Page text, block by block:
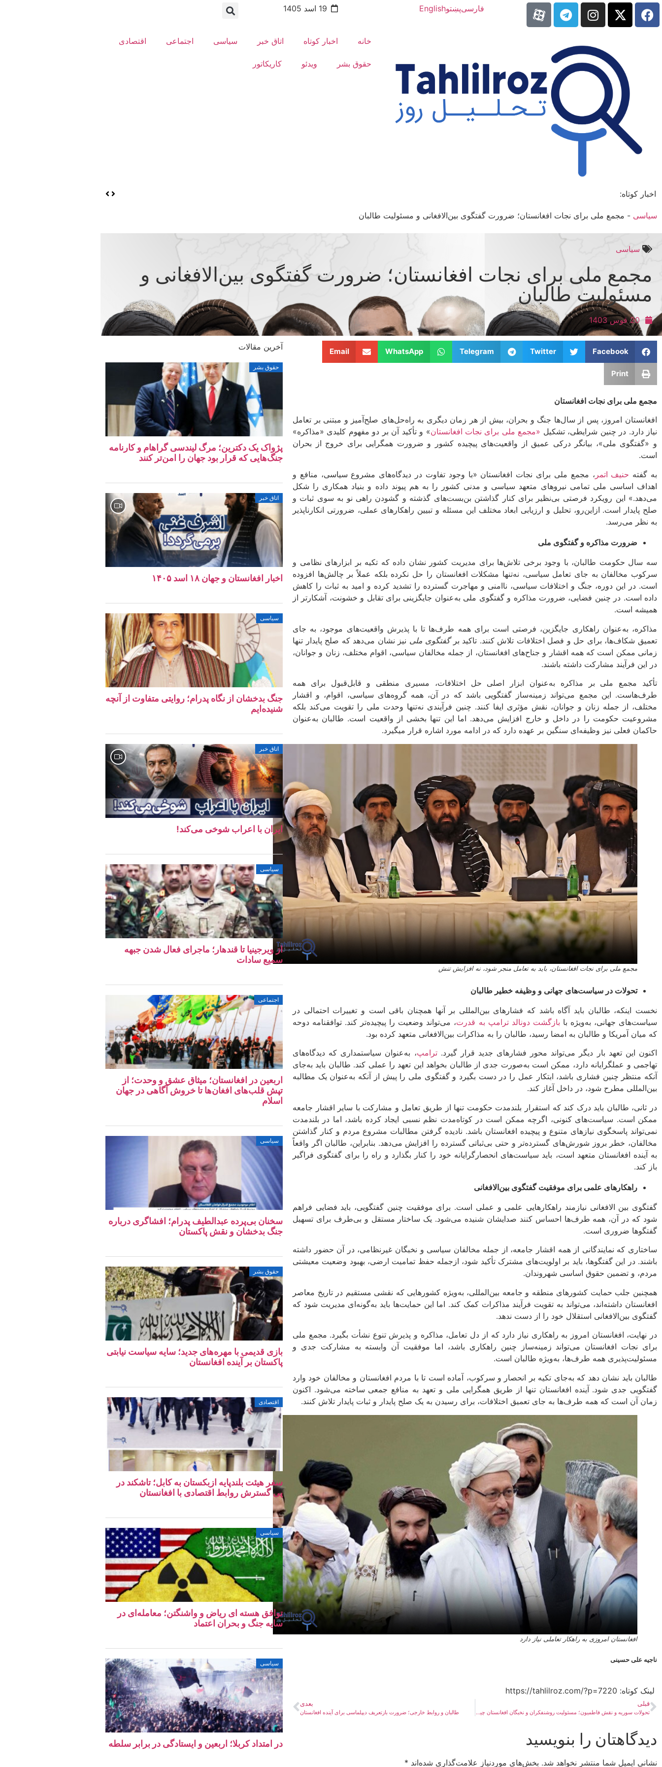
فارسیپښتوEnglish 19 اسد 1405
خانه اخبار کوتاه اتاق خبر سیاسی اجتماعی اقتصادی
حقوق بشر ویدئو کاریکاتور
اخبار کوتاه:
سیاسی - مجمع ملی برای نجات افغانستان؛ ضرورت گفتگوی بین‌الافغانی و مسئولیت طالبان
سیاسی
مجمع ملی برای نجات افغانستان؛ ضرورت گفتگوی بین‌الافغانی و
مسئولیت طالبان
20 قوس 1403
Facebook
Twitter
Telegram
WhatsApp
Email
Print
مجمع ملی برای نجات افغانستان
افغانستان امروز، پس از سال‌ها جنگ و بحران، بیش از هر زمان دیگری به راه‌حل‌های صلح‌آمیز و مبتنی بر تعامل
نیاز دارد. در چنین شرایطی، تشکیل «مجمع ملی برای نجات افغانستان» و تأکید آن بر دو مفهوم کلیدی «مذاکره»
و «گفتگوی ملی»، بیانگر درکی عمیق از واقعیت‌های پیچیده کشور و ضرورت همگرایی برای خروج از بحران
است.
به گفته حنیف اتمر ، مجمع ملی برای نجات افغانستان «با وجود تفاوت در دیدگاه‌های مشروع سیاسی، منافع و
اهداف اساسی ملی تمامی نیروهای متعهد سیاسی و مدنی کشور را به هم پیوند داده و بنیاد همکاری را شکل
می‌دهد.» این رویکرد فرصتی بی‌نظیر برای کنار گذاشتن بن‌بست‌های گذشته و گشودن راهی نو به سوی ثبات و
صلح پایدار است. ازاین‌رو، تحلیل و ارزیابی ابعاد مختلف این مسئله و تبیین راهکارهای عملی، ضرورتی انکارناپذیر
به نظر می‌رسد.
ضرورت مذاکره و گفتگوی ملی
سه سال حکومت طالبان، با وجود برخی تلاش‌ها برای مدیریت کشور نشان داده که تکیه بر ابزارهای نظامی و
سرکوب مخالفان به جای تعامل سیاسی، نه‌تنها مشکلات افغانستان را حل نکرده بلکه عملاً بر چالش‌ها افزوده
است. در این دوره، جنگ و اختلافات سیاسی، ناامنی و مهاجرت گسترده را تشدید کرده و امید به ثبات را کاهش
داده است. در چنین فضایی، ضرورت مذاکره و گفتگوی ملی به‌عنوان جایگزینی برای تقابل و خشونت، آشکارتر از
همیشه است.
مذاکره، به‌عنوان راهکاری جایگزین، فرصتی است برای همه طرف‌ها تا با پذیرش واقعیت‌های موجود، به جای
تعمیق شکاف‌ها، برای حل و فصل اختلافات تلاش کنند. تاکید برگفتگوی ملی نیز نشان می‌دهد که صلح پایدار تنها
زمانی ممکن است که همه اقشار و جناح‌های افغانستان، از جمله مخالفان سیاسی، اقوام مختلف، زنان و جوانان،
در این فرآیند مشارکت داشته باشند.
تأکید مجمع ملی بر مذاکره به‌عنوان ابزار اصلی حل اختلافات، مسیری منطقی و قابل‌قبول برای همه
طرف‌هاست. این مجمع می‌تواند زمینه‌ساز گفتگویی باشد که در آن، همه گروه‌های سیاسی، اقوام، و اقشار
مختلف، از جمله زنان و جوانان، نقش مؤثری ایفا کنند. چنین فرآیندی نه‌تنها وحدت ملی را تقویت می‌کند بلکه
مشروعیت حکومت را در داخل و خارج افزایش می‌دهد. اما این تنها بخشی از واقعیت است. طالبان به‌عنوان
حاکمان فعلی نیز وظیفه‌ای سنگین بر عهده دارد که در ادامه مورد اشاره قرار میگیرد.
مجمع ملی برای نجات افغانستان، باید به تعامل منجر شود، نه افزایش تنش
تحولات در سیاست‌های جهانی و وظیفه خطیر طالبان
نخست اینکه، طالبان باید آگاه باشد که فشارهای بین‌المللی بر آنها همچنان باقی است و تغییرات احتمالی در
سیاست‌های جهانی، به‌ویژه با بازگشت دونالد ترامپ به قدرت، می‌تواند وضعیت را پیچیده‌تر کند. توافقنامه دوحه
که میان آمریکا و طالبان به امضا رسید، طالبان را به مذاکرات بین‌الافغانی متعهد کرده بود.
اکنون این تعهد بار دیگر می‌تواند محور فشارهای جدید قرار گیرد.ترامپ، به‌عنوان سیاستمداری که دیدگاه‌های
تهاجمی و عملگرایانه دارد، ممکن است به‌صورت جدی از طالبان بخواهد این تعهد را عملی کند. طالبان باید به‌جای
آنکه منتظر چنین فشاری باشد، ابتکار عمل را در دست بگیرد و گفتگوی ملی را پیش از آنکه به‌عنوان یک مطالبه
بین‌المللی مطرح شود، در داخل آغاز کند.
در ثانی، طالبان باید درک کند که استقرار بلندمدت حکومت تنها از طریق تعامل و مشارکت با سایر اقشار جامعه
ممکن است. سیاست‌های کنونی، اگرچه ممکن است در کوتاه‌مدت نظم نسبی ایجاد کرده باشد، اما در بلندمدت
نمی‌تواند پاسخگوی نیازهای متنوع و پیچیده افغانستان باشد. نادیده گرفتن مطالبات مشروع مردم و کنار گذاشتن
مخالفان، خطر بروز شورش‌های گسترده‌تر و حتی بی‌ثباتی گسترده را افزایش می‌دهد. بنابراین، طالبان اگر واقعاً
به آینده افغانستان متعهد است، باید سیاست‌های انحصارگرایانه خود را کنار بگذارد و راه را برای گفتگوی فراگیر
باز کند.
راهکارهای علمی برای موفقیت گفتگوی بین‌الافغانی
گفتگوی بین الافغانی نیازمند راهکارهایی علمی و عملی است. برای موفقیت چنین گفتگویی، باید فضایی فراهم
شود که در آن، همه طرف‌ها احساس کنند صدایشان شنیده می‌شود. یک ساختار مستقل و بی‌طرف برای تسهیل
گفتگوها ضروری است.
ساختاری که نمایندگانی از همه اقشار جامعه، از جمله مخالفان سیاسی و نخبگان غیرنظامی، در آن حضور داشته
باشند. در این گفتگوها، باید بر اولویت‌های مشترک تأکید شود، ازجمله حفظ تمامیت ارضی، بهبود وضعیت معیشتی
مردم، و تضمین حقوق اساسی شهروندان.
همچنین جلب حمایت کشورهای منطقه و جامعه بین‌المللی، به‌ویژه کشورهایی که نقشی مستقیم در تاریخ معاصر
افغانستان داشته‌اند، می‌تواند به تقویت فرآیند مذاکرات کمک کند. اما این حمایت‌ها باید به‌گونه‌ای مدیریت شود که
گفتگوی بین‌الافغانی استقلال خود را از دست ندهد.
در نهایت، افغانستان امروز به راهکاری نیاز دارد که از دل تعامل، مذاکره و پذیرش تنوع نشأت بگیرد. مجمع ملی
برای نجات افغانستان می‌تواند زمینه‌ساز چنین راهکاری باشد، اما موفقیت آن وابسته به مشارکت جدی و
مسئولیت‌پذیری همه طرف‌ها، به‌ویژه طالبان است.
طالبان باید نشان دهد که به‌جای تکیه بر انحصار و سرکوب، آماده است تا با مردم افغانستان و مخالفان خود وارد
گفتگویی جدی شود. آینده افغانستان تنها از طریق همگرایی ملی و تعهد به منافع جمعی ساخته می‌شود. اکنون
زمان آن است که همه طرف‌ها به جای تعمیق اختلافات، برای رسیدن به یک صلح پایدار و ثبات پایدار تلاش کنند.
افغانستان امروزی به راهکار تعاملی نیاز دارد
ناجیه علی حسینی
لینک کوتاه:​ https://tahlilroz.com/?p=7220
قبلی
تحولات سوریه و نقش فاطمیون؛ مسئولیت روشنفکران و نخبگان افغانستان چیست؟
بعدی
طالبان و روابط خارجی؛ ضرورت بازتعریف دیپلماسی برای آینده افغانستان
دیدگاهتان را بنویسید
نشانی ایمیل شما منتشر نخواهد شد. بخش‌های موردنیاز علامت‌گذاری شده‌اند *
آخرین مقالات
حقوق بشر
پژواک یک دکترین؛ مرگ لیندسی گراهام و کارنامه
جنگ‌هایی که قرار بود جهان را امن‌تر کنند
اتاق خبر
اخبار افغانستان و جهان ۱۸ اسد ۱۴۰۵
سیاسی
جنگ بدخشان از نگاه پدرام؛ روایتی متفاوت از آنچه
شنیده‌ایم
اتاق خبر
ایران با اعراب شوخی می‌کند!
سیاسی
از ویرجینیا تا قندهار؛ ماجرای فعال شدن جبهه
سمیع سادات
اجتماعی
اربعین در افغانستان؛ میثاق عشق و وحدت؛ از
تپش‌ قلب‌های افغان‌ها تا خروش آگاهی در جهان
اسلام
سیاسی
سخنان بی‌پرده عبدالطیف پدرام؛ افشاگری درباره
جنگ بدخشان و نقش پاکستان
حقوق بشر
بازی قدیمی با مهره‌های جدید؛ سایه سیاست نیابتی
پاکستان بر آینده افغانستان
اقتصادی
سفر هیئت بلندپایه ازبکستان به کابل؛ تاشکند در
پی گسترش روابط اقتصادی با افغانستان
سیاسی
توافق هسته‌ ای ریاض و واشنگتن؛ معامله‌ای در
سایه جنگ و بحران اعتماد
سیاسی
در امتداد کربلا؛ اربعین و ایستادگی در برابر سلطه